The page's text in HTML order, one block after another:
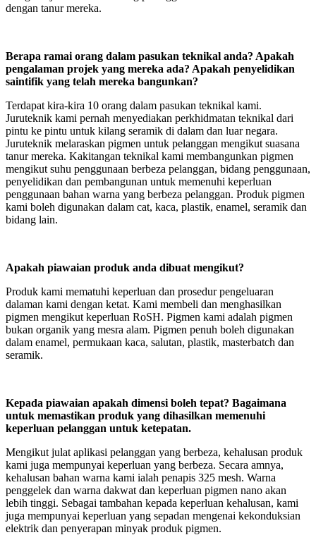
dengan tanur mereka.
Berapa ramai orang dalam pasukan teknikal anda? Apakah
pengalaman projek yang mereka ada? Apakah penyelidikan
saintifik yang telah mereka bangunkan?
Terdapat kira-kira 10 orang dalam pasukan teknikal kami.
Juruteknik kami pernah menyediakan perkhidmatan teknikal dari
pintu ke pintu untuk kilang seramik di dalam dan luar negara.
Juruteknik melaraskan pigmen untuk pelanggan mengikut suasana
tanur mereka. Kakitangan teknikal kami membangunkan pigmen
mengikut suhu penggunaan berbeza pelanggan, bidang penggunaan,
penyelidikan dan pembangunan untuk memenuhi keperluan
penggunaan bahan warna yang berbeza pelanggan. Produk pigmen
kami boleh digunakan dalam cat, kaca, plastik, enamel, seramik dan
bidang lain.
Apakah piawaian produk anda dibuat mengikut?
Produk kami mematuhi keperluan dan prosedur pengeluaran
dalaman kami dengan ketat. Kami membeli dan menghasilkan
pigmen mengikut keperluan RoSH. Pigmen kami adalah pigmen
bukan organik yang mesra alam. Pigmen penuh boleh digunakan
dalam enamel, permukaan kaca, salutan, plastik, masterbatch dan
seramik.
Kepada piawaian apakah dimensi boleh tepat? Bagaimana
untuk memastikan produk yang dihasilkan memenuhi
keperluan pelanggan untuk ketepatan.
Mengikut julat aplikasi pelanggan yang berbeza, kehalusan produk
kami juga mempunyai keperluan yang berbeza. Secara amnya,
kehalusan bahan warna kami ialah penapis 325 mesh. Warna
penggelek dan warna dakwat dan keperluan pigmen nano akan
lebih tinggi. Sebagai tambahan kepada keperluan kehalusan, kami
juga mempunyai keperluan yang sepadan mengenai kekonduksian
elektrik dan penyerapan minyak produk pigmen.